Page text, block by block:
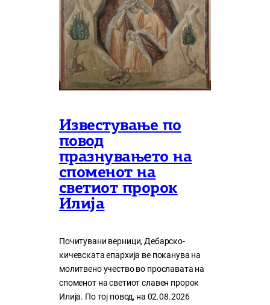
Известување по
повод
празнувањето на
споменот на
светиот пророк
Илија
Почитувани верници, Дебарско-
кичевската епархија ве поканува на
молитвено учество во прославата на
споменот на светиот славен пророк
Илија. По тој повод, на 02.08.2026